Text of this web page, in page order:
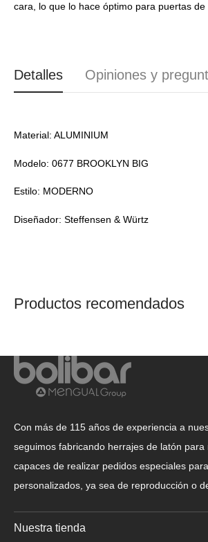
cara, lo que lo hace óptimo para puertas de
Detalles Opiniones y
Material: ALUMINIUM
Modelo: 0677 BROOKLYN BIG
Estilo: MODERNO
Diseñador: Steffensen & Würtz
Productos recomendados
Con más de 115 años de experiencia a
seguimos fabricando herrajes de latón para
capaces de realizar pedidos especiales
personalizados, ya sea de reproducción o
Nuestra tienda